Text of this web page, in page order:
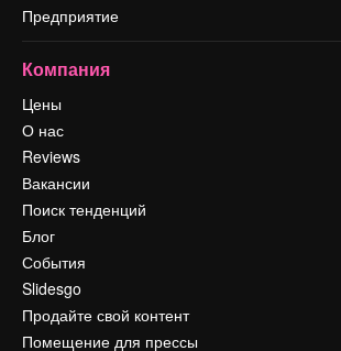
Предприятие
Компания
Цены
О нас
Reviews
Вакансии
Поиск тенденций
Блог
События
Slidesgo
Продайте свой контент
Помещение для прессы